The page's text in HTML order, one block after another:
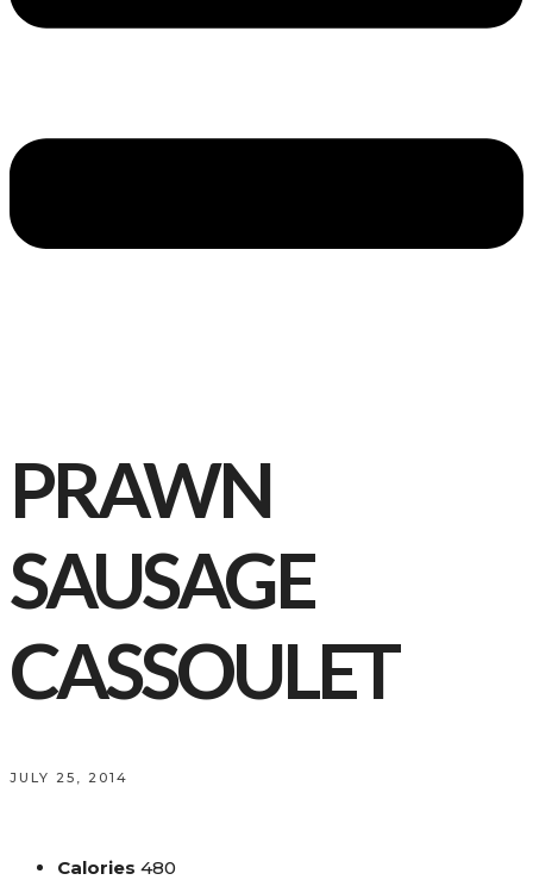
PRAWN
SAUSAGE
CASSOULET
JULY 25, 2014
Calories 480